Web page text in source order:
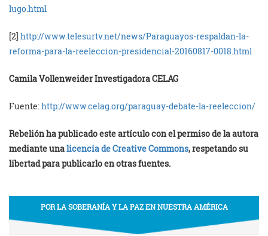
lugo.html
[2] http://www.telesurtv.net/news/Paraguayos-respaldan-la-
reforma-para-la-reeleccion-presidencial-20160817-0018.html
Camila Vollenweider Investigadora CELAG
Fuente:http://www.celag.org/paraguay-debate-la-reeleccion/
Rebelión ha publicado este artículo con el permiso de la autora
mediante unalicencia de Creative Commons, respetando su
libertad para publicarlo en otras fuentes.
POR LA SOBERANÍA Y LA PAZ EN NUESTRA AMÉRICA